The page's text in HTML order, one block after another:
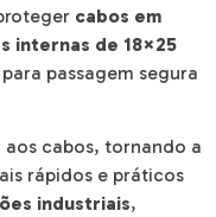
cabos em
internas de 18×25
passagem segura
cabos, tornando a
rápidos e práticos
industriais,